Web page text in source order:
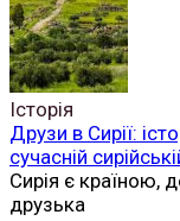
Історія
Друзи в Сирії:
сучасній
Сирія є країною,
друзька